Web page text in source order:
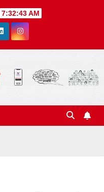
7:32:44 AM